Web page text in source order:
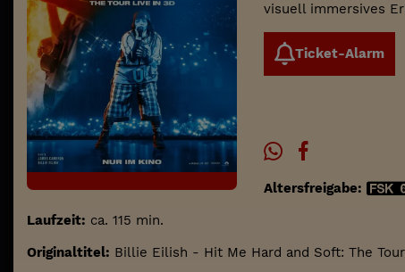
visuell immersives
Ticket-Alarm
Altersfreigabe:
Laufzeit: ca. 115 min.
Originaltitel: Billie Eilish - Hit Me Hard and Soft: The